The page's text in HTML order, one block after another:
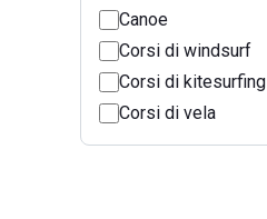
Canoe
Corsi di windsurf
Corsi di kitesurfing
Corsi di vela